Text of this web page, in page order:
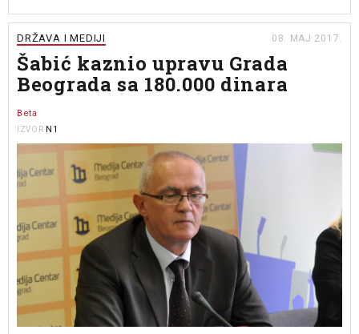
DRŽAVA I MEDIJI 08. MAJ 2017.
Šabić kaznio upravu Grada
Beograda sa 180.000 dinara
Beta
IZVOR N1